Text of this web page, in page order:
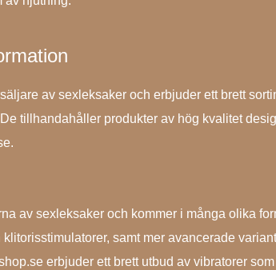
av sexleksaker och erbjuder ett brett
tillhandahåller produkter av hög kvalitet
av sexleksaker och kommer i många olika
samt mer avancerade
erbjuder ett brett utbud av vibratorer